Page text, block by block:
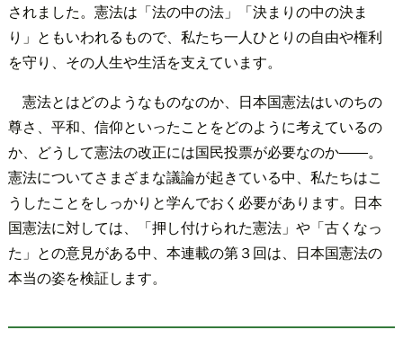
されました。憲法は「法の中の法」「決まりの中の決ま
り」ともいわれるもので、私たち一人ひとりの自由や権利
を守り、その人生や生活を支えています。
憲法とはどのようなものなのか、日本国憲法はいのちの
尊さ、平和、信仰といったことをどのように考えているの
か、どうして憲法の改正には国民投票が必要なのか――。
憲法についてさまざまな議論が起きている中、私たちはこ
うしたことをしっかりと学んでおく必要があります。日本
国憲法に対しては、「押し付けられた憲法」や「古くなっ
た」との意見がある中、本連載の第３回は、日本国憲法の
本当の姿を検証します。